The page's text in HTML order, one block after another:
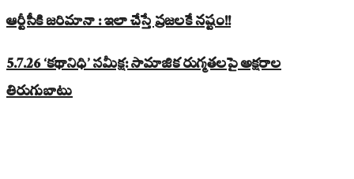
ఆర్టీసీకి జరిమానా : ఇలా చేస్తే ప్రజలకే నష్టం!!
5.7.26 ‘కథానిధి’ సమీక్ష: సామాజిక రుగ్మతలపై అక్షరాల
తిరుగుబాటు